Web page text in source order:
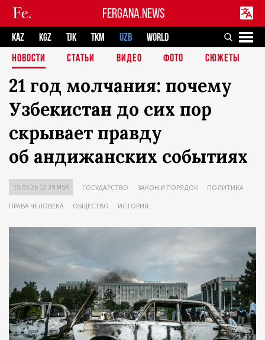
FERGANA.NEWS
KAZ KGZ TJK TKM UZB
WORLD
НОВОСТИ
СТАТЬИ ВИДЕО ФОТО СЮЖЕТЫ
21 год молчания: почему
Узбекистан до сих пор
скрывает правду
об андижанских событиях
15.05.26 12:39 MSK ГОСУДАРСТВО ЗАКОН И ПОРЯДОК ПОЛИТИКА
ПРАВА ЧЕЛОВЕКА ОБЩЕСТВО ИСТОРИЯ